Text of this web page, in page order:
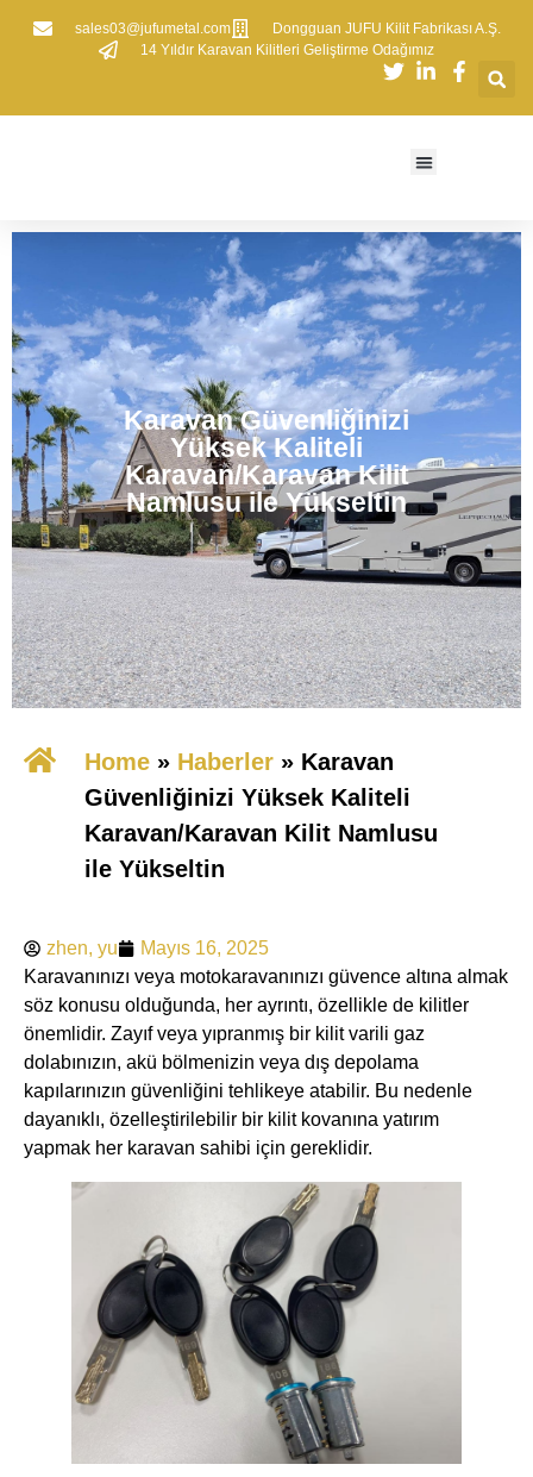
sales03@jufumetal.com
​Dongguan JUFU Kilit Fabrikası A.Ş.
​14 Yıldır Karavan Kilitleri Geliştirme Odağımız
Karavan Güvenliğinizi
Yüksek Kaliteli
Karavan/Karavan Kilit
Namlusu ile Yükseltin
Home » ​Haberler » Karavan
Güvenliğinizi Yüksek Kaliteli
Karavan/Karavan Kilit Namlusu
ile Yükseltin
zhen, yu
Mayıs 16, 2025
Karavanınızı veya motokaravanınızı güvence altına almak
söz konusu olduğunda, her ayrıntı, özellikle de kilitler
önemlidir. Zayıf veya yıpranmış bir kilit varili gaz
dolabınızın, akü bölmenizin veya dış depolama
kapılarınızın güvenliğini tehlikeye atabilir. Bu nedenle
dayanıklı, özelleştirilebilir bir kilit kovanına yatırım
yapmak her karavan sahibi için gereklidir.